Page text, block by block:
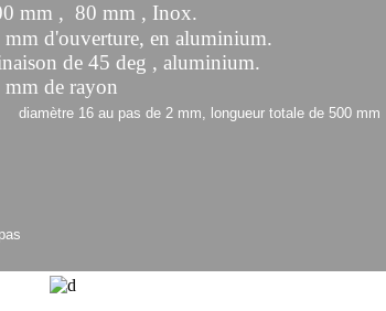
, 80 mm , Inox.
en aluminium.
deg , aluminium.
rayon
diamètre 16 au pas de 2 mm, longueur totale de 500 mm